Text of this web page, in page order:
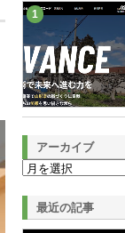
1
アーカイブ
最近の記事